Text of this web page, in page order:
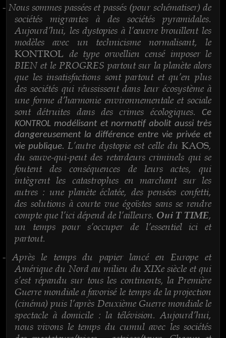
- Nous sommes passées et passés (pour schématiser) de
sociétés migrantes à des sociétés pyramidales.
Aujourd’hui, les dystopies à l’œuvre brouillent les
modèles avec un technicisme normalisant, le
KONTROL de type orwellien censé imposer le
BIEN et le PROGRES partout sur la planète alors
que les insatisfactions sont partout et qu’en plus
des sociétés qui réussissent dans leur écosystème à
une forme d’harmonie environnementale et sociale
sont détruites dans des crimes écologiques.
Ce
KONTROL modélisant et normatif abolit aussi très
dangereusement la différence entre vie privée et
vie publique. L’autre dystopie est celle du KAOS,
du sauve-qui-peut des retardeurs criminels qui se
foutent des conséquences de leurs actes, qui
intègrent les catastrophes en marchant sur les
autres : une planète éclatée, des pensées confetti,
des solutions à courte vue égoïstes sans se rendre
compte que l’ici dépend de l’ailleurs. Oui T TIME,
un temps pour s’occuper de l’essentiel ici et
partout.
- Après le temps du papier lancé en Europe et
Amérique du Nord au milieu du XIXe siècle et qui
s’est répandu sur tous les continents, la Première
Guerre mondiale a favorisé le temps de la projection
(cinéma) puis l’après Deuxième Guerre mondiale le
spectacle à domicile : la télévision. Aujourd’hui,
nous vivons le temps du cumul avec les sociétés